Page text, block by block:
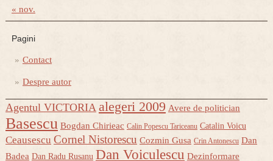
« nov.
Pagini
Contact
Despre autor
Agentul VICTORIA alegeri 2009 Avere de politician
Basescu Bogdan Chirieac Calin Popescu Tariceanu Catalin Voicu
Ceausescu Cornel Nistorescu Cozmin Gusa Crin Antonescu Dan
Badea Dan Radu Rusanu Dan Voiculescu Dezinformare